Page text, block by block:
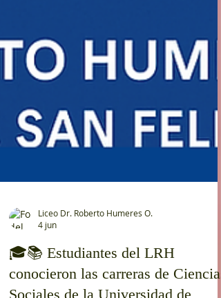
Liceo Dr. Roberto Humeres O.
4 jun
🎓📚 Estudiantes del LRH